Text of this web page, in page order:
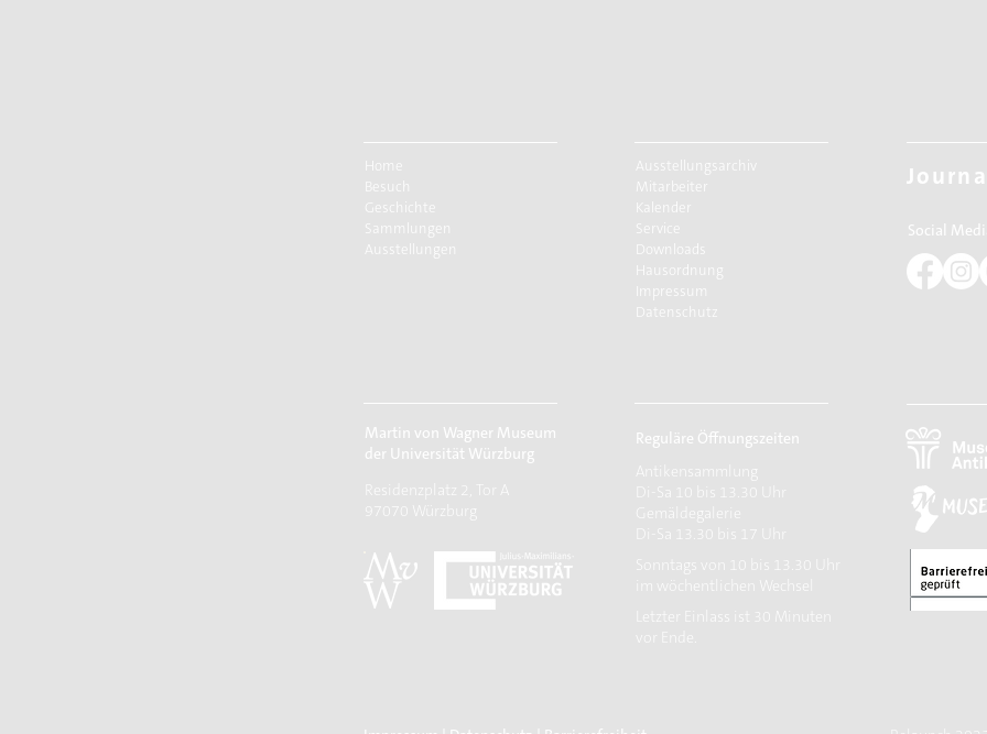
Home
Geschichte
Sammlungen
Ausstellungen
Ausstellungsarchiv
Mitarbeiter
Kalender
Downloads
Hausordnung
Datenschutz
Social
Martin von Wagner Museum
der Universität Würzburg
Residenzplatz 2, Tor A
97070 Würzburg
Reguläre Öffnungszeiten
Antikensammlung
Gemäldegalerie
Sonntags von 10 bis 13.30 Uhr
im wöchentlichen Wechsel
​Letzter Einlass ist 30 Minuten